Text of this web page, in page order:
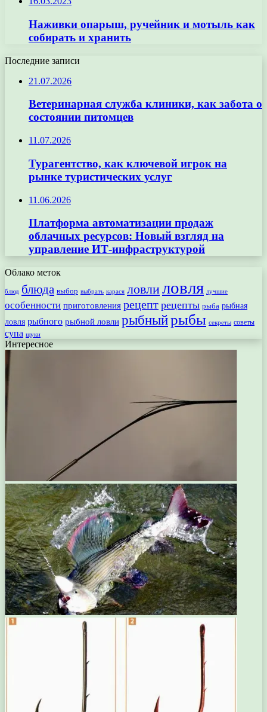
Наживки опарыш, ручейник и мотыль как
собирать и хранить
Последние записи
21.07.2026
Ветеринарная служба клиники, как забота о
состоянии питомцев
11.07.2026
Турагентство, как ключевой игрок на
рынке туристических услуг
11.06.2026
Платформа автоматизации продаж
облачных ресурсов: Новый взгляд на
управление ИТ-инфраструктурой
Облако меток
блюд блюда выбор выбрать карася ловлиловля лучшие
особенности приготовления рецепт рецепты рыба рыбная
ловля рыбного рыбной ловли рыбныйрыбы секреты советы
супа щуки
Интересное